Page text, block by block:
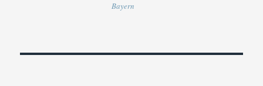
Bayern